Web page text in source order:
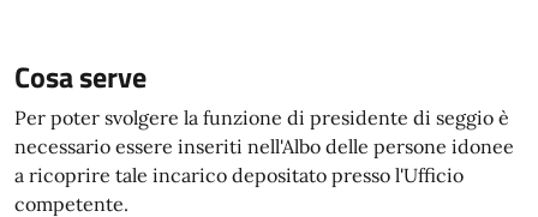
Cosa serve
Per poter svolgere la funzione di presidente di seggio è
necessario essere inseriti nell'Albo delle persone idonee
a ricoprire tale incarico depositato presso l'Ufficio
competente.